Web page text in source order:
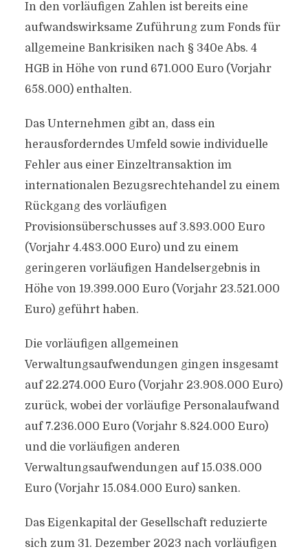
In den vorläufigen Zahlen ist bereits eine
aufwandswirksame Zuführung zum Fonds für
allgemeine Bankrisiken nach § 340e Abs. 4
HGB in Höhe von rund 671.000 Euro (Vorjahr
658.000) enthalten.
Das Unternehmen gibt an, dass ein
herausforderndes Umfeld sowie individuelle
Fehler aus einer Einzeltransaktion im
internationalen Bezugsrechtehandel zu einem
Rückgang des vorläufigen
Provisionsüberschusses auf 3.893.000 Euro
(Vorjahr 4.483.000 Euro) und zu einem
geringeren vorläufigen Handelsergebnis in
Höhe von 19.399.000 Euro (Vorjahr 23.521.000
Euro) geführt haben.
Die vorläufigen allgemeinen
Verwaltungsaufwendungen gingen insgesamt
auf 22.274.000 Euro (Vorjahr 23.908.000 Euro)
zurück, wobei der vorläufige Personalaufwand
auf 7.236.000 Euro (Vorjahr 8.824.000 Euro)
und die vorläufigen anderen
Verwaltungsaufwendungen auf 15.038.000
Euro (Vorjahr 15.084.000 Euro) sanken.
Das Eigenkapital der Gesellschaft reduzierte
sich zum 31. Dezember 2023 nach vorläufigen